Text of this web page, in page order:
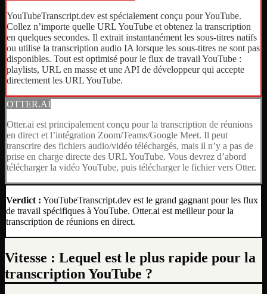
YouTubeTranscript.dev est spécialement conçu pour YouTube.
Collez n’importe quelle URL YouTube et obtenez la transcription
en quelques secondes. Il extrait instantanément les sous-titres natifs
ou utilise la transcription audio IA lorsque les sous-titres ne sont pas
disponibles. Tout est optimisé pour le flux de travail YouTube :
playlists, URL en masse et une API de développeur qui accepte
directement les URL YouTube.
OTTER.AI
Otter.ai est principalement conçu pour la transcription de réunions
en direct et l’intégration Zoom/Teams/Google Meet. Il peut
transcrire des fichiers audio/vidéo téléchargés, mais il n’y a pas de
prise en charge directe des URL YouTube. Vous devrez d’abord
télécharger la vidéo YouTube, puis télécharger le fichier vers Otter.
Verdict : YouTubeTranscript.dev est le grand gagnant pour les flux
de travail spécifiques à YouTube. Otter.ai est meilleur pour la
transcription de réunions en direct.
Vitesse : Lequel est le plus rapide pour la
transcription YouTube ?